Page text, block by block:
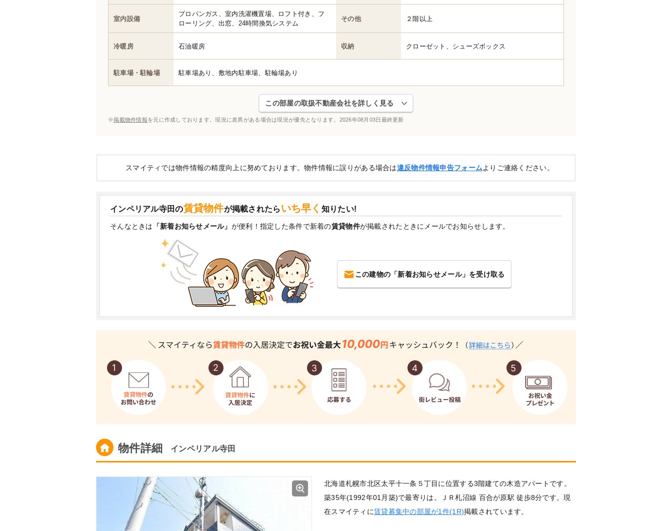
室内設備
プロパンガス、室内洗濯機置場、ロフト付き、フ
ローリング、出窓、24時間換気システム
その他 ２階以上
冷暖房 石油暖房 収納 クローゼット、シューズボックス
駐車場・駐輪場 駐車場あり、敷地内駐車場、駐輪場あり
この部屋の取扱不動産会社を詳しく見る
※掲載物件情報を元に作成しております。現況に差異がある場合は現況が優先となります。 2026年08月03日最終更新
スマイティでは物件情報の精度向上に努めております。物件情報に誤りがある場合は違反物件情報申告フォームよりご連絡ください。
インペリアル寺田の賃貸物件が掲載されたら いち早く 知りたい!
そんなときは 「新着お知らせメール」 が便利！指定した条件で新着の賃貸物件が掲載されたときにメールでお知らせします。
この建物の「新着お知らせメール」を受け取る
物件詳細 インペリアル寺田
北海道札幌市北区太平十一条５丁目に位置する3階建ての木造アパートです。
築35年(1992年01月築)で最寄りは。ＪＲ札沼線 百合が原駅 徒歩8分です。現
在スマイティに賃貸募集中の部屋が1件(1R)掲載されています。